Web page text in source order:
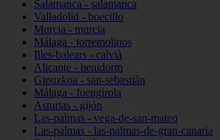
Salamanca - salamanca
Valladolid - boecillo
Murcia - murcia
Málaga - torremolinos
Illes-balears - calvià
Alicante - benidorm
Gipuzkoa - san-sebastián
Málaga - fuengirola
Asturias - gijón
Las-palmas - vega-de-san-mateo
Las-palmas - las-palmas-de-gran-canaria